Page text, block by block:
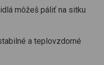
môžeš páliť na sitku
a teplovzdorné